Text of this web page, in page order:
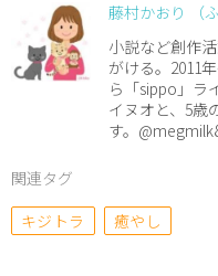
藤村かおり （
小説など創作
がける。2011
ら「sippo」ラ
イヌオと、5歳
す。
関連タグ
キジトラ
癒やし